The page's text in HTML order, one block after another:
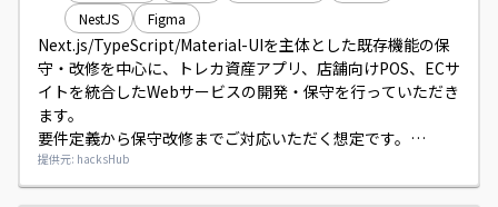
NestJS
Figma
Next.js/TypeScript/Material-UIを主体とした既存機能の保
守・改修を中心に、トレカ資産アプリ、店舗向けPOS、ECサ
イトを統合したWebサービスの開発・保守を行っていただき
ます。
要件定義から保守改修までご対応いただく想定です。
開発環境はTypeScript／React／Next.js、バックエンドに
NestJs、インフラはAWSを利用しております。
提供元: hacksHub